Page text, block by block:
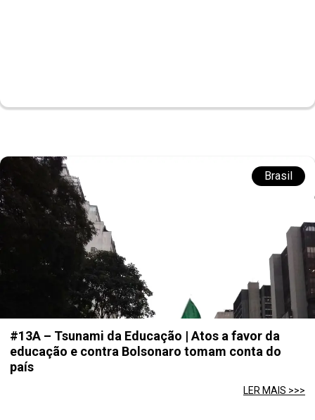
Brasil
#13A – Tsunami da Educação | Atos a favor da
educação e contra Bolsonaro tomam conta do
país
LER MAIS >>>